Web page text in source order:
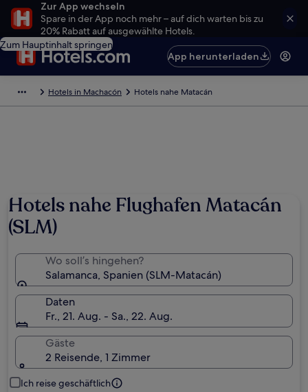
Zur App wechseln
Spare in der App noch mehr – auf dich warten bis zu
20% Rabatt auf ausgewählte Hotels.
Zum Hauptinhalt springen
App herunterladen
Hotels in Machacón Hotels nahe Matacán
Hotels nahe Flughafen Matacán
(SLM)
Wo soll’s hingehen?
Salamanca, Spanien (SLM-Matacán)
Daten
Fr., 21. Aug. - Sa., 22. Aug.
Gäste
2 Reisende, 1 Zimmer
Ich reise geschäftlich